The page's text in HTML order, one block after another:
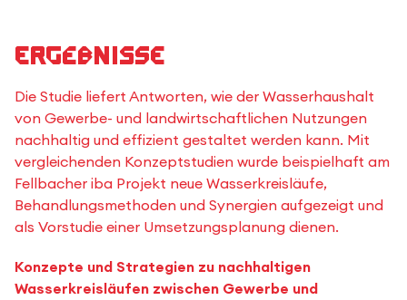
Ergebnisse
Die Studie liefert Antworten, wie der Wasserhaushalt
von Gewerbe- und landwirtschaftlichen Nutzungen
nachhaltig und effizient gestaltet werden kann. Mit
vergleichenden Konzeptstudien wurde beispielhaft am
Fellbacher iba Projekt neue Wasserkreisläufe,
Behandlungsmethoden und Synergien aufgezeigt und
als Vorstudie einer Umsetzungsplanung dienen.
Konzepte und Strategien zu nachhaltigen
Wasserkreisläufen zwischen Gewerbe und